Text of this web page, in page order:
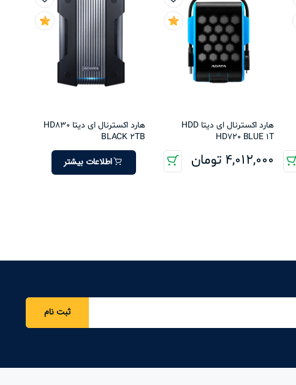
هارد اکسترنال ای دیتا HDD
HD720 BLUE 1T
4,012,000 تومان
هارد اکسترنال ای دیتا HD830
BLACK 2TB
اطلاعات بیشتر
ثبت نام